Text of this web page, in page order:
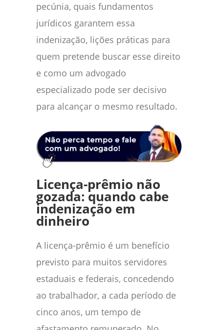
pecúnia, quais fundamentos
jurídicos garantem essa
indenização, lições práticas para
quem pretende buscar esse direito
e como um advogado
especializado pode ser decisivo
para alcançar o mesmo resultado.
Licença-prêmio não
gozada: quando cabe
indenização em
dinheiro
A licença-prêmio é um benefício
previsto para muitos servidores
estaduais e federais, concedendo
ao trabalhador, a cada período de
cinco anos, um tempo de